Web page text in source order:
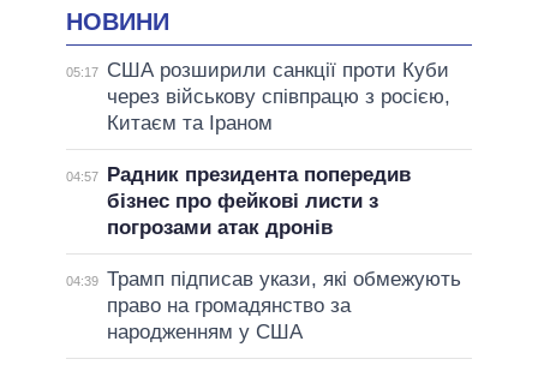
НОВИНИ
05:17
США розширили санкції проти Куби
через військову співпрацю з росією,
Китаєм та Іраном
04:57
Радник президента попередив
бізнес про фейкові листи з
погрозами атак дронів
04:39 Трамп підписав укази, які обмежують
право на громадянство за
народженням у США